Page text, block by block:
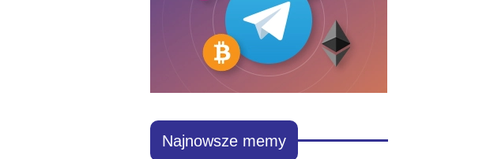
Najnowsze memy